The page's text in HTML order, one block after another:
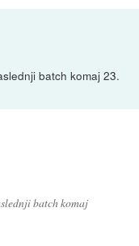
batch komaj 23.
batch komaj